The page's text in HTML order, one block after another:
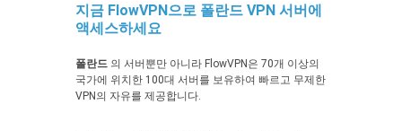
지금 FlowVPN으로 폴란드 VPN 서버에
액세스하세요
폴란드 의 서버뿐만 아니라 FlowVPN은 70개 이상의
국가에 위치한 100대 서버를 보유하여 빠르고 무제한
VPN의 자유를 제공합니다.